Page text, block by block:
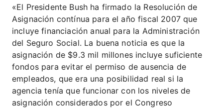
«El Presidente Bush ha firmado la Resolución de
Asignación contínua para el año fiscal 2007 que
incluye financiación anual para la Administración
del Seguro Social. La buena noticia es que la
asignación de $9.3 mil millones incluye suficiente
fondos para evitar el permiso de ausencia de
empleados, que era una posibilidad real si la
agencia tenía que funcionar con los niveles de
asignación considerados por el Congreso